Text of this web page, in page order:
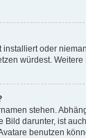
oder
würdest.
stehen.
darunter, ist
benutzen